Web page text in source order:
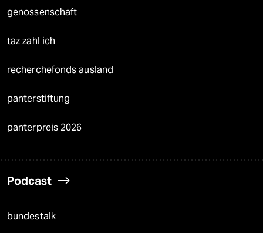
genossenschaft
taz zahl ich
recherchefonds ausland
panterstiftung
panterpreis 2026
Podcast
bundestalk